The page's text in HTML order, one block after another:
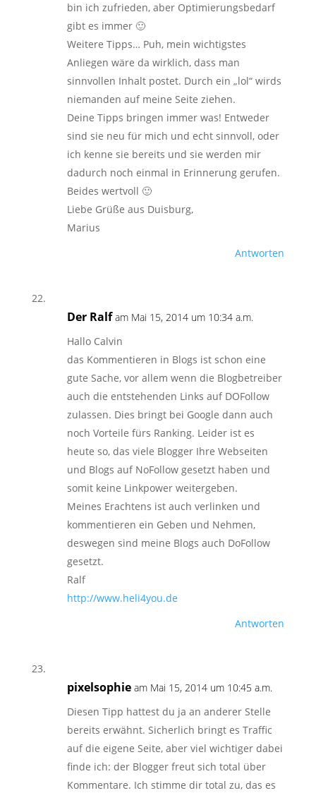
bin ich zufrieden, aber Optimierungsbedarf
gibt es immer 🙂
Weitere Tipps… Puh, mein wichtigstes
Anliegen wäre da wirklich, dass man
sinnvollen Inhalt postet. Durch ein „lol“ wirds
niemanden auf meine Seite ziehen.
Deine Tipps bringen immer was! Entweder
sind sie neu für mich und echt sinnvoll, oder
ich kenne sie bereits und sie werden mir
dadurch noch einmal in Erinnerung gerufen.
Beides wertvoll 🙂
Liebe Grüße aus Duisburg,
Marius
Antworten
Der Ralf am Mai 15, 2014 um 10:34 a.m.
Hallo Calvin
das Kommentieren in Blogs ist schon eine
gute Sache, vor allem wenn die Blogbetreiber
auch die entstehenden Links auf DOFollow
zulassen. Dies bringt bei Google dann auch
noch Vorteile fürs Ranking. Leider ist es
heute so, das viele Blogger Ihre Webseiten
und Blogs auf NoFollow gesetzt haben und
somit keine Linkpower weitergeben.
Meines Erachtens ist auch verlinken und
kommentieren ein Geben und Nehmen,
deswegen sind meine Blogs auch DoFollow
gesetzt.
Ralf
http://www.heli4you.de
Antworten
pixelsophie am Mai 15, 2014 um 10:45 a.m.
Diesen Tipp hattest du ja an anderer Stelle
bereits erwähnt. Sicherlich bringt es Traffic
auf die eigene Seite, aber viel wichtiger dabei
finde ich: der Blogger freut sich total über
Kommentare. Ich stimme dir total zu, das es